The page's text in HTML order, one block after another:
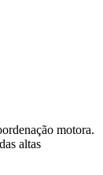
motora.
altas